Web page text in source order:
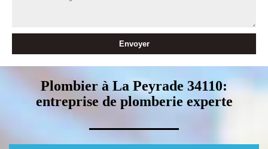
Plombier à La Peyrade 34110:
entreprise de plomberie experte